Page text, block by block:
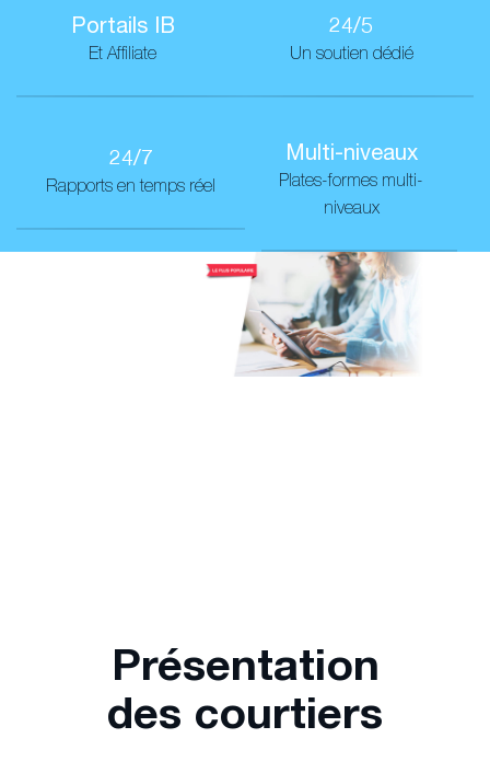
Portails IB
Et Affiliate
24/5
Un soutien dédié
24/7
Rapports en temps réel
Multi-niveaux
Plates-formes multi-
niveaux
Présentation
des courtiers